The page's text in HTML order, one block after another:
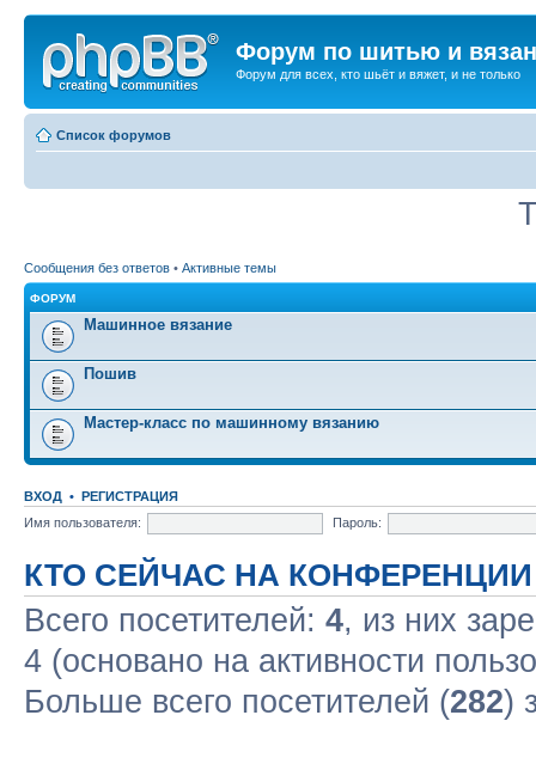
Форум по шитью и
Форум для всех, кто шьёт и вяжет, и не только
Список форумов
Сообщения без ответов • Активные темы
ФОРУМ
Машинное вязание
Пошив
Мастер-класс по машинному вязанию
ВХОД • РЕГИСТРАЦИЯ
Имя пользователя:
Пароль:
КТО СЕЙЧАС НА КОНФЕРЕНЦИИ
Всего посетителей: 4, из них
4 (основано на активности
Больше всего посетителей (282)